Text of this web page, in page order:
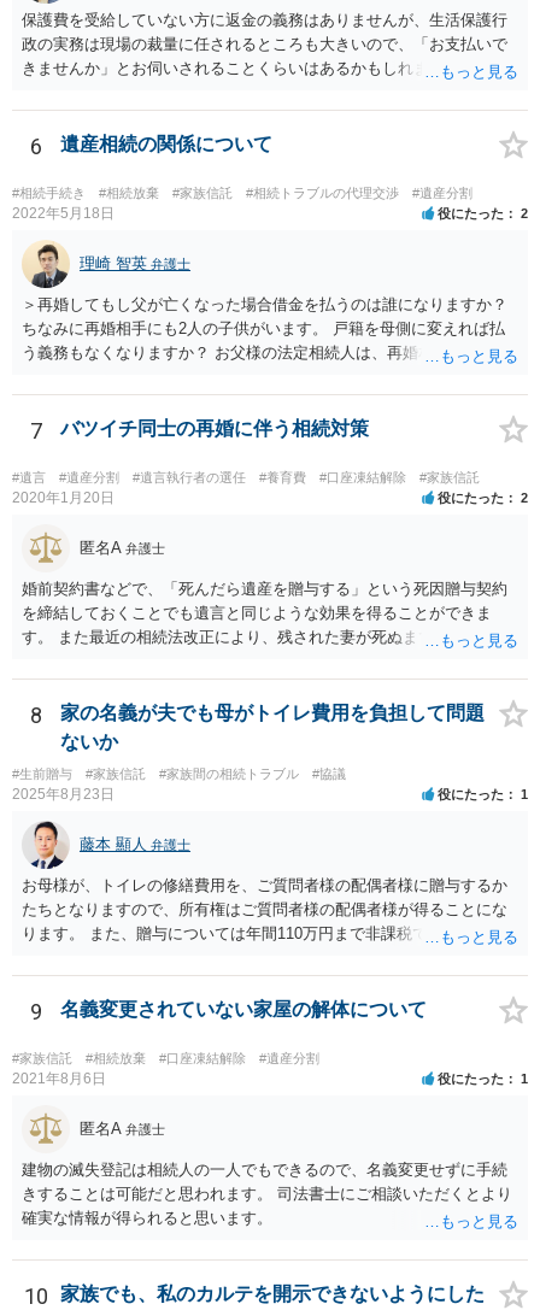
保護費を受給していない方に返金の義務はありませんが、生活保護行
政の実務は現場の裁量に任されるところも大きいので、「お支払いで
きませんか」とお伺いされることくらいはあるかもしれません。 通報
考えてご判断いただくのが良いと思います。
6 遺産相続の関係について
#相続手続き #相続放棄 #家族信託 #相続トラブルの代理交渉 #遺産分割
2022年5月18日 役にたった 2
理崎 智英 弁護士
＞再婚してもし父が亡くなった場合借金を払うのは誰になりますか？
ちなみに再婚相手にも2人の子供がいます。 戸籍を母側に変えれば払
う義務もなくなりますか？ お父様の法定相続人は、再婚相手とご相談
戸籍がどこにあるのかは関係ありません。 ただし、お父様が亡くなっ
たことを知ってから３か月以内に家庭裁判所にて「相続放棄」の手続
7 バツイチ同士の再婚に伴う相続対策
#遺言 #遺産分割 #遺言執行者の選任 #養育費 #口座凍結解除 #家族信託
2020年1月20日 役にたった 2
匿名A 弁護士
婚前契約書などで、「死んだら遺産を贈与する」という死因贈与契約
を締結しておくことでも遺言と同じような効果を得ることができま
す。 また最近の相続法改正により、残された妻が死ぬまで家に住み続
で、その制度を活用する方法も考えられます。 もし契約書の作成まで
視野に入れておられる場合は、お近くの弁護士、できれば相続に強い
弁護士にご相談なさるとよいでしょう。
8
家の名義が夫でも母がトイレ費用を負担して問題
ないか
#生前贈与 #家族信託 #家族間の相続トラブル #協議
2025年8月23日 役にたった 1
藤本 顯人 弁護士
お母様が、トイレの修繕費用を、ご質問者様の配偶者様に贈与するか
たちとなりますので、所有権はご質問者様の配偶者様が得ることにな
ります。 また、贈与については年間110万円まで非課税であり、トイ
9 名義変更されていない家屋の解体について
#家族信託 #相続放棄 #口座凍結解除 #遺産分割
2021年8月6日 役にたった 1
匿名A 弁護士
建物の滅失登記は相続人の一人でもできるので、名義変更せずに手続
きすることは可能だと思われます。 司法書士にご相談いただくとより
確実な情報が得られると思います。
10
家族でも、私のカルテを開示できないようにした